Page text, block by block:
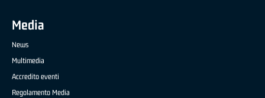
Media
News
Multimedia
Accredito eventi
Regolamento Media